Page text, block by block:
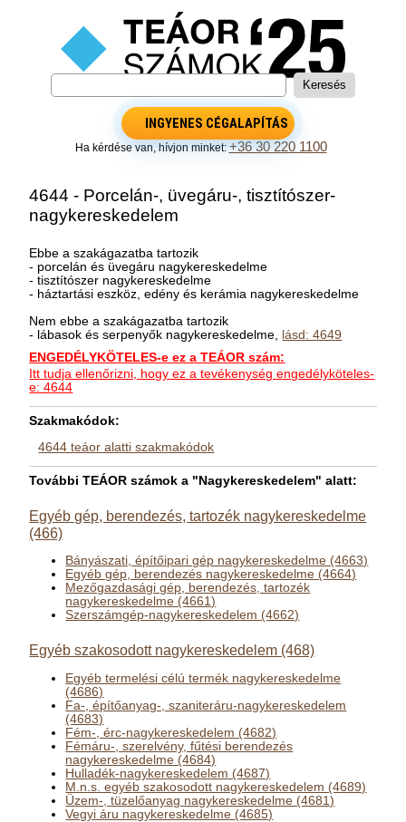
INGYENES CÉGALAPÍTÁS
Ha kérdése van, hívjon minket:+36 30 220 1100
4644 - Porcelán-, üvegáru-, tisztítószer-
nagykereskedelem
Ebbe a szakágazatba tartozik
- porcelán és üvegáru nagykereskedelme
- tisztítószer nagykereskedelme
- háztartási eszköz, edény és kerámia nagykereskedelme
Nem ebbe a szakágazatba tartozik
- lábasok és serpenyők nagykereskedelme, lásd: 4649
ENGEDÉLYKÖTELES-e ez a TEÁOR szám:
Itt tudja ellenőrizni, hogy ez a tevékenység engedélyköteles-
e: 4644
Szakmakódok:
4644 teáor alatti szakmakódok
További TEÁOR számok a "Nagykereskedelem" alatt:
Egyéb gép, berendezés, tartozék nagykereskedelme
(466)
Bányászati, építőipari gép nagykereskedelme (4663)
Egyéb gép, berendezés nagykereskedelme (4664)
Mezőgazdasági gép, berendezés, tartozék
nagykereskedelme (4661)
Szerszámgép-nagykereskedelem (4662)
Egyéb szakosodott nagykereskedelem (468)
Egyéb termelési célú termék nagykereskedelme
(4686)
Fa-, építőanyag-, szaniteráru-nagykereskedelem
(4683)
Fém-, érc-nagykereskedelem (4682)
Fémáru-, szerelvény, fűtési berendezés
nagykereskedelme (4684)
Hulladék-nagykereskedelem (4687)
M.n.s. egyéb szakosodott nagykereskedelem (4689)
Üzem-, tüzelőanyag nagykereskedelme (4681)
Vegyi áru nagykereskedelme (4685)